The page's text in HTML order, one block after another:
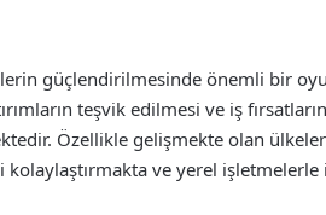
güçlendirilmesinde önemli bir
teşvik edilmesi ve iş
Özellikle gelişmekte olan
ve yerel işletmelerle